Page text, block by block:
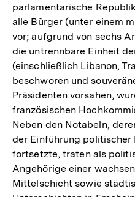
parlamentarische
alle Bürger (unter einem
vor; aufgrund von sechs
die untrennbare Einheit
(einschließlich Libanon,
beschworen und
Präsidenten vorsahen,
französischen
Neben den Notabeln,
der Einführung politischer
fortsetzte, traten als
Angehörige einer
Mittelschicht sowie